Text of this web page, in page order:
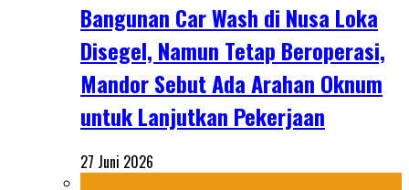
Bangunan Car Wash di Nusa Loka
Disegel, Namun Tetap Beroperasi,
Mandor Sebut Ada Arahan Oknum
untuk Lanjutkan Pekerjaan
27 Juni 2026